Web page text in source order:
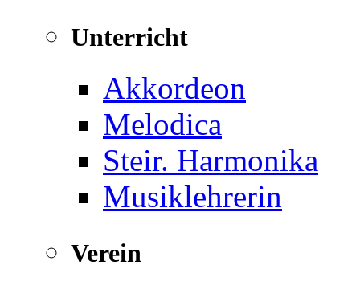
Unterricht
Akkordeon
Melodica
Steir. Harmonika
Musiklehrerin
Verein